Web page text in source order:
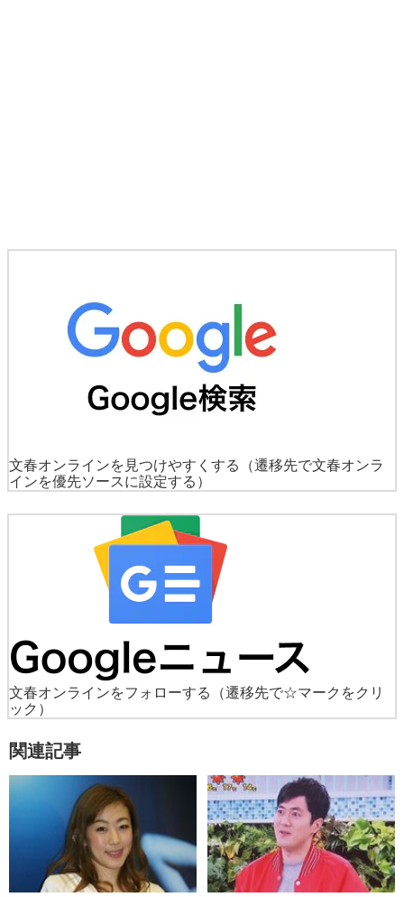
文春オンラインを見つけやすくする
（遷移先で文春オンラ
インを優先ソースに設定する）
文春オンラインをフォローする
（遷移先で☆マークをクリ
ック）
関連記事